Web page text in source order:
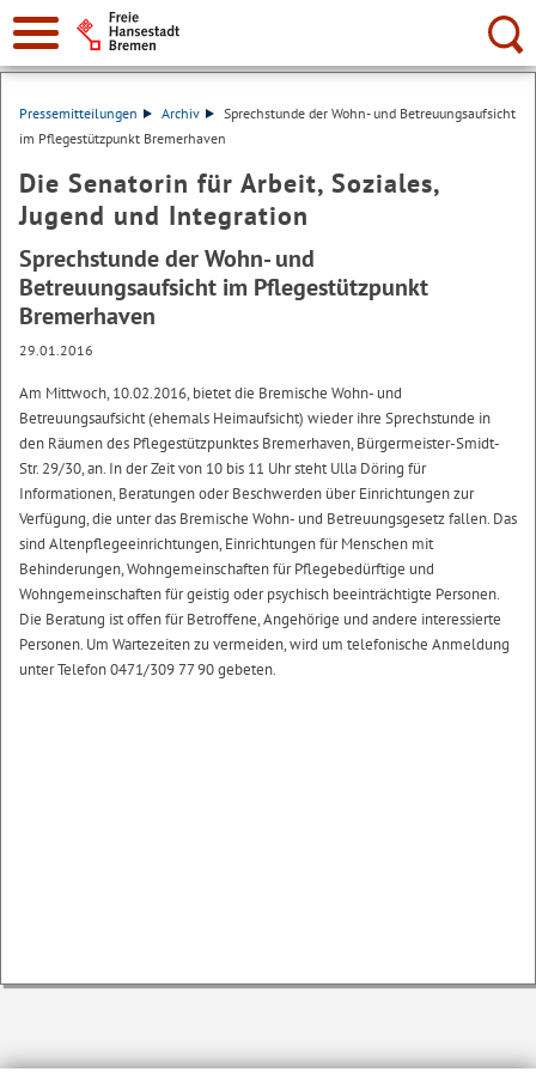
Suche:
Pressemitteilungen Archiv
Sprechstunde der Wohn- und Betreuungsaufsicht
im Pflegestützpunkt Bremerhaven
Die Senatorin für Arbeit, Soziales,
Jugend und Integration
Sprechstunde der Wohn- und
Betreuungsaufsicht im Pflegestützpunkt
Bremerhaven
29.01.2016
Am Mittwoch, 10.02.2016, bietet die Bremische Wohn- und
Betreuungsaufsicht (ehemals Heimaufsicht) wieder ihre Sprechstunde in
den Räumen des Pflegestützpunktes Bremerhaven, Bürgermeister-Smidt-
Str. 29/30, an. In der Zeit von 10 bis 11 Uhr steht Ulla Döring für
Informationen, Beratungen oder Beschwerden über Einrichtungen zur
Verfügung, die unter das Bremische Wohn- und Betreuungsgesetz fallen. Das
sind Altenpflegeeinrichtungen, Einrichtungen für Menschen mit
Behinderungen, Wohngemeinschaften für Pflegebedürftige und
Wohngemeinschaften für geistig oder psychisch beeinträchtigte Personen.
Die Beratung ist offen für Betroffene, Angehörige und andere interessierte
Personen. Um Wartezeiten zu vermeiden, wird um telefonische Anmeldung
unter Telefon 0471/309 77 90 gebeten.